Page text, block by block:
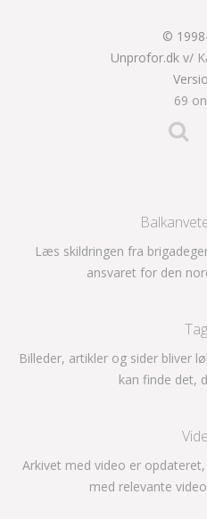
©
Unprofor.dk v/
69
Læs skildringen fra
ansvaret for den
Billeder, artikler og sider bliver
kan finde det,
Arkivet med video er
med relevante